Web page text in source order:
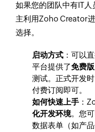
如果您的团队中有IT
主利用Zoho Creator
选择。
启动方式 ：可以
平台提供了免费版
测试。正式开发
付费订阅即可。
如何快速上手 ：
化开发环境。您
数据表单（如产